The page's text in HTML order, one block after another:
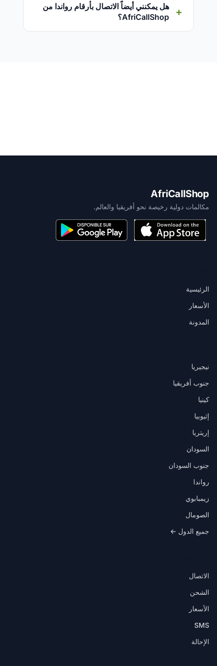
هل يمكنني أيضاً الاتصال بأرقام رواندا من
AfriCallShop؟
AfriCallShop
مكالمات دولية رخيصة نحو أفريقيا والعالم.
الرئيسية
الأسعار
المدونة
نيجيريا
جنوب أفريقيا
كينيا
إثيوبيا
إريتريا
السودان
جنوب السودان
رواندا
زيمبابوي
الصومال
جميع الدول ←
الاتصال
الشحن
الأسعار
SMS
الإحالة